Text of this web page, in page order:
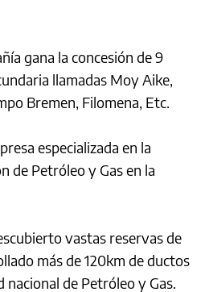
gana la concesión de 9
llamadas Moy Aike,
Bremen, Filomena, Etc.
especializada en la
de Petróleo y Gas en la
vastas reservas de
más de 120km de ductos
nacional de Petróleo y Gas.